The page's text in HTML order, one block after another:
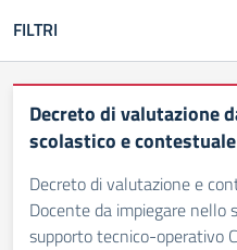
FILTRI
Decreto di valutazione
scolastico e
Decreto di valutazione e
Docente da impiegare
supporto tecnico-operativo